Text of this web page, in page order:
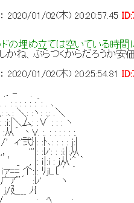
：2020/01/02(木) 20:20:57.45
ドの埋め立ては空いている時間
かね、ぶらつくからだろうか安
：2020/01/02(木) 20:25:54.81
.
:｀: . ､
:ヽ: :,: .＼
: :∨ : : : ヽ
V. :. : : : : : :.
}|: :ﾄ､: : : : j:|
:ﾚ': : :i:|:从
ｉ|:i : j从'＾ ｀
:|: ﾘjL〔 ′｀
:ﾚ' ヽ
ﾉ{
ﾍ :.